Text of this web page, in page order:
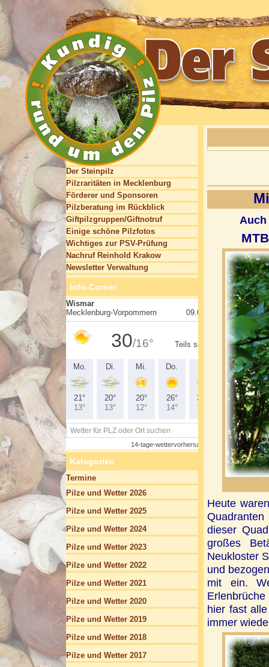
Auch
Heute
Quadranten
dieser
großes
Neukloster
und
mit ein.
hier fast
immer
Der Steinpilz
Pilzraritäten in Mecklenburg
Förderer und Sponsoren
Pilzberatung im Rückblick
Giftpilzgruppen/Giftnotruf
Einige schöne Pilzfotos
Wichtiges zur PSV-Prüfung
Nachruf Reinhold Krakow
Newsletter Verwaltung
Info-Corner
Kategorien
Termine
Pilze und Wetter 2026
Pilze und Wetter 2025
Pilze und Wetter 2024
Pilze und Wetter 2023
Pilze und Wetter 2022
Pilze und Wetter 2021
Pilze und Wetter 2020
Pilze und Wetter 2019
Pilze und Wetter 2018
Pilze und Wetter 2017